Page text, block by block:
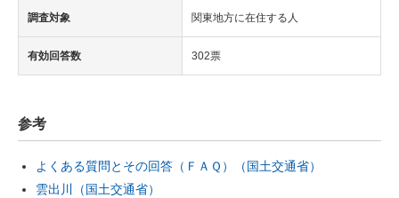
調査対象 関東地方に在住する人
有効回答数 302票
参考
よくある質問とその回答（ＦＡＱ）（国土交通省）
雲出川（国土交通省）